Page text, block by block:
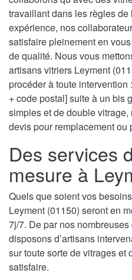
travaillant dans les règles de
expérience, nos
satisfaire pleinement en
de qualité. Nous vous
artisans vitriers Leyment
procéder à toute
+ code postal] suite à un bis
simples et de double
devis pour remplacement ou
Des services
mesure à
Quels que soient vos
Leyment (01150) seront en
7j/7. De par nos
disposons d’artisans
sur toute sorte de vitrages et
satisfaire.